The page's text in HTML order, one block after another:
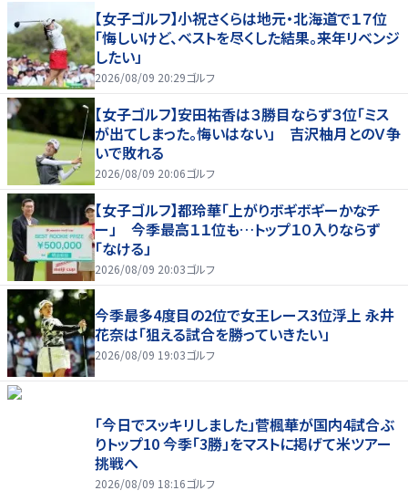
【女子ゴルフ】小祝さくらは地元・北海道で１７位
「悔しいけど、ベストを尽くした結果。来年リベンジ
したい」
2026/08/09 20:29ゴルフ
【女子ゴルフ】安田祐香は３勝目ならず３位「ミス
が出てしまった。悔いはない」 吉沢柚月とのＶ争
いで敗れる
2026/08/09 20:06ゴルフ
【女子ゴルフ】都玲華「上がりボギボギーかなチ
ー」 今季最高１１位も…トップ１０入りならず
「なける」
2026/08/09 20:03ゴルフ
今季最多4度目の2位で女王レース3位浮上 永井
花奈は「狙える試合を勝っていきたい」
2026/08/09 19:03ゴルフ
「今日でスッキリしました」菅楓華が国内4試合ぶ
りトップ10 今季「3勝」をマストに掲げて米ツアー
挑戦へ
2026/08/09 18:16ゴルフ